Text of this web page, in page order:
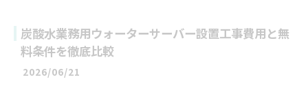
炭酸水業務用ウォーターサーバー設置工事費用と無
料条件を徹底比較
2026/06/21